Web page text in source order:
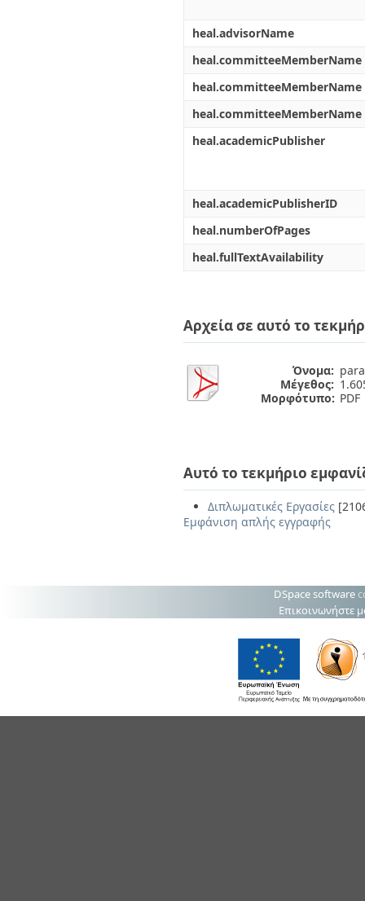
heal.advisorName
heal.committeeMemberName
heal.committeeMemberName
heal.committeeMemberName
heal.academicPublisher
heal.academicPublisherID
heal.numberOfPages
heal.fullTextAvailability
Αρχεία σε αυτό το
Όνομα:
Μέγεθος:
Μορφότυπο: PDF
Αυτό το τεκμήριο
Διπλωματικές Εργασίες
Εμφάνιση απλής εγγραφής
DSpace software
Επικοινωνήστε